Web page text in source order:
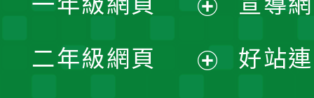
開
二年級網頁
好站